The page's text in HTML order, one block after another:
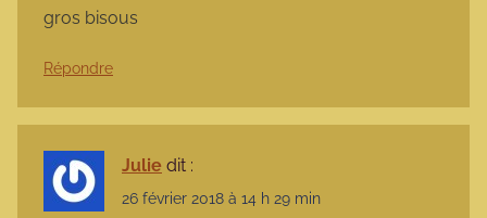
gros bisous
Répondre
Julie dit :
26 février 2018 à 14 h 29 min